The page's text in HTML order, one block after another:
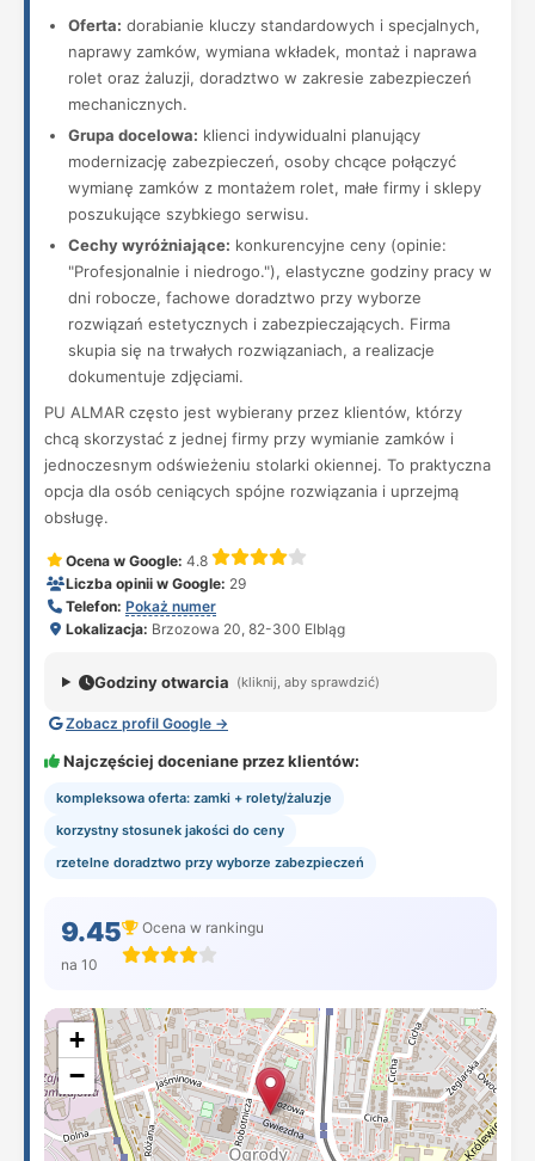
Oferta: dorabianie kluczy standardowych i specjalnych,
naprawy zamków, wymiana wkładek, montaż i naprawa
rolet oraz żaluzji, doradztwo w zakresie zabezpieczeń
mechanicznych.
Grupa docelowa: klienci indywidualni planujący
modernizację zabezpieczeń, osoby chcące połączyć
wymianę zamków z montażem rolet, małe firmy i sklepy
poszukujące szybkiego serwisu.
Cechy wyróżniające: konkurencyjne ceny (opinie:
"Profesjonalnie i niedrogo."), elastyczne godziny pracy w
dni robocze, fachowe doradztwo przy wyborze
rozwiązań estetycznych i zabezpieczających. Firma
skupia się na trwałych rozwiązaniach, a realizacje
dokumentuje zdjęciami.
PU ALMAR często jest wybierany przez klientów, którzy
chcą skorzystać z jednej firmy przy wymianie zamków i
jednoczesnym odświeżeniu stolarki okiennej. To praktyczna
opcja dla osób ceniących spójne rozwiązania i uprzejmą
obsługę.
Ocena w Google: 4.8
Liczba opinii w Google: 29
Telefon: Pokaż numer
Lokalizacja: Brzozowa 20, 82-300 Elbląg
Godziny otwarcia (kliknij, aby sprawdzić)
Zobacz profil Google →
Najczęściej doceniane przez klientów:
kompleksowa oferta: zamki + rolety/żaluzje
korzystny stosunek jakości do ceny
rzetelne doradztwo przy wyborze zabezpieczeń
9.45
na 10
Ocena w rankingu
+
−